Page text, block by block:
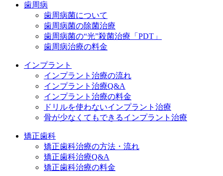
歯周病
歯周病菌について
歯周病菌の除菌治療
歯周病菌の“光”殺菌治療「PDT」
歯周病治療の料金
インプラント
インプラント治療の流れ
インプラント治療Q&A
インプラント治療の料金
ドリルを使わないインプラント治療
骨が少なくてもできるインプラント治療
矯正歯科
矯正歯科治療の方法・流れ
矯正歯科治療Q&A
矯正歯科治療の料金